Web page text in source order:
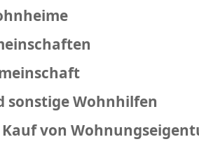
sonstige Wohnhilfen
von